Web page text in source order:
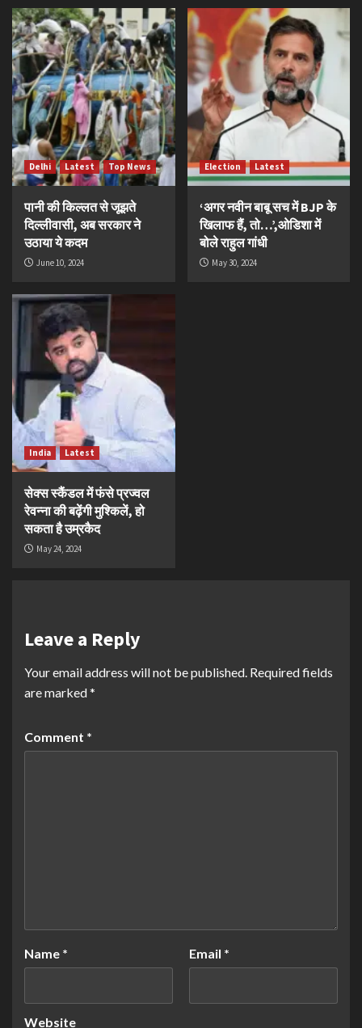
Delhi Latest Top News
पानी की किल्लत से जूझते
दिल्लीवासी, अब सरकार ने
उठाया ये कदम
June 10, 2024
Election Latest
‘अगर नवीन बाबू सच में BJP के
खिलाफ हैं, तो…’,ओडिशा में
बोले राहुल गांधी
May 30, 2024
India Latest
सेक्स स्कैंडल में फंसे प्रज्वल
रेवन्ना की बढ़ेंगी मुश्किलें, हो
सकता है उम्रकैद
May 24, 2024
Leave a Reply
Your email address will not be published. Required fields
are marked*
Comment *
Name * Email *
Website